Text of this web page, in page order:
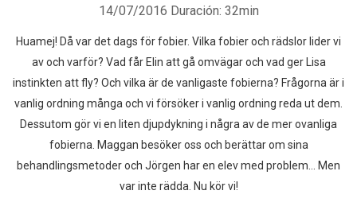
14/07/2016 Duración: 32min
Huamej! Då var det dags för fobier. Vilka fobier och rädslor lider vi
av och varför? Vad får Elin att gå omvägar och vad ger Lisa
instinkten att fly? Och vilka är de vanligaste fobierna? Frågorna är i
vanlig ordning många och vi försöker i vanlig ordning reda ut dem.
Dessutom gör vi en liten djupdykning i några av de mer ovanliga
fobierna. Maggan besöker oss och berättar om sina
behandlingsmetoder och Jörgen har en elev med problem... Men
var inte rädda. Nu kör vi!